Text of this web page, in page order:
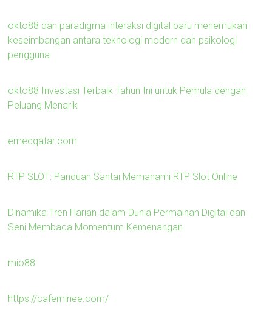
okto88 dan paradigma interaksi digital baru menemukan
keseimbangan antara teknologi modern dan psikologi
pengguna
okto88 Investasi Terbaik Tahun Ini untuk Pemula dengan
Peluang Menarik
emecqatar.com
RTP SLOT: Panduan Santai Memahami RTP Slot Online
Dinamika Tren Harian dalam Dunia Permainan Digital dan
Seni Membaca Momentum Kemenangan
mio88
https://cafeminee.com/